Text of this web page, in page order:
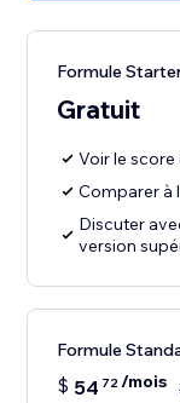
Formule
Gratuit
Voir le
Comparer à
Discuter
version
Formule
$ 54 72/mois